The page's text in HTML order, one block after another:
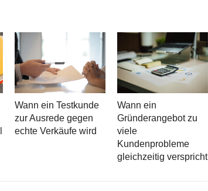
Wann ein Testkunde
zur Ausrede gegen
echte Verkäufe wird
Wann ein
Gründerangebot zu
viele
Kundenprobleme
gleichzeitig verspricht